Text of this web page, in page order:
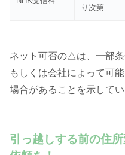
り次第
ネット可否の△は、一部
もしくは会社によって可
場合があることを示してい
引っ越しする前の住